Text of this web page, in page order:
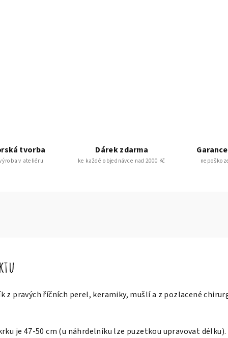
tvorba
v ateliéru
Dárek zdarma
ke každé objednávce nad 2000 Kč
z pravých říčních perel, keramiky, mušlí a z pozlacené
je 47-50 cm (u náhrdelníku lze puzetkou upravovat délku).